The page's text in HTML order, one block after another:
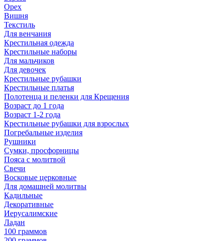
Орех
Вишня
Текстиль
Для венчания
Крестильная одежда
Крестильные наборы
Для мальчиков
Для девочек
Крестильные рубашки
Крестильные платья
Полотенца и пеленки для Крещения
Возраст до 1 года
Возраст 1-2 года
Крестильные рубашки для взрослых
Погребальные изделия
Рушники
Сумки, просфорницы
Пояса с молитвой
Свечи
Восковые церковные
Для домашней молитвы
Кадильные
Декоративные
Иерусалимские
Ладан
100 граммов